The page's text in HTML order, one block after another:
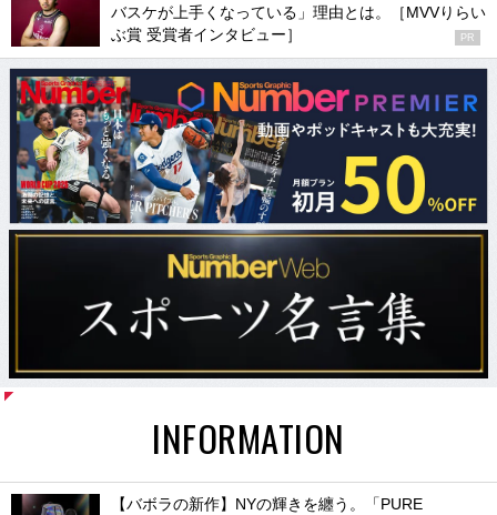
バスケが上手くなっている」理由とは。［MVVりらい
ぶ賞 受賞者インタビュー］
PR
INFORMATION
【バボラの新作】NYの輝きを纏う。「PURE